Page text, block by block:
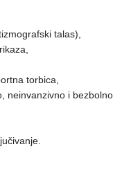
talas),
torbica,
neinvanzivno i bezbolno